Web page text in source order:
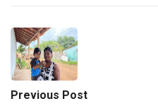
Previous Post